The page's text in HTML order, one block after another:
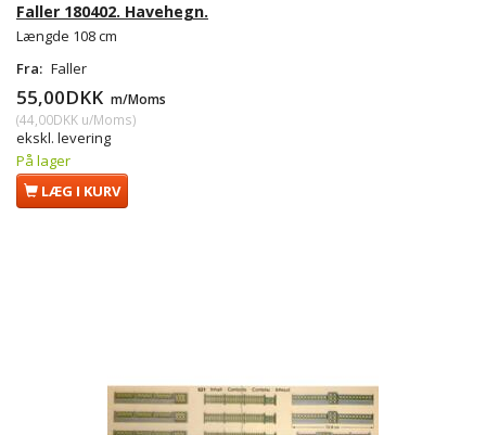
Faller 180402. Havehegn.
Længde 108 cm
Fra: Faller
55,00DKK m/Moms
(44,00DKK u/Moms)
ekskl. levering
På lager
LÆG I KURV